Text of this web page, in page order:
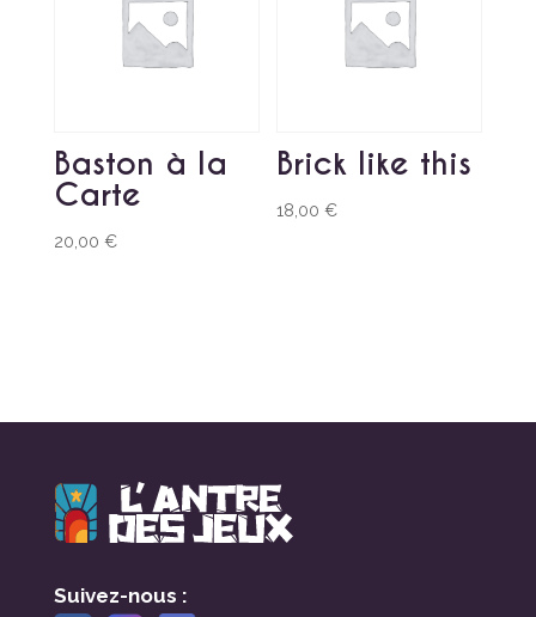
Baston à la
Carte
20,00 €
Brick like this
18,00€
Suivez-nous :